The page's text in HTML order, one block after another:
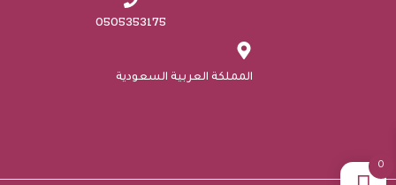
0505353175
المملكة العربية السعودية
0